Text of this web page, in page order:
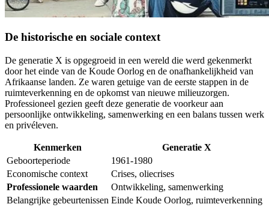
De historische en sociale context
De generatie X is opgegroeid in een wereld die werd gekenmerkt
door het einde van de Koude Oorlog en de onafhankelijkheid van
Afrikaanse landen. Ze waren getuige van de eerste stappen in de
ruimteverkenning en de opkomst van nieuwe milieuzorgen.
Professioneel gezien geeft deze generatie de voorkeur aan
persoonlijke ontwikkeling, samenwerking en een balans tussen werk
en privéleven.
Kenmerken
Generatie X
Geboorteperiode
1961-1980
Economische context
Crises, oliecrises
Professionele waarden
Ontwikkeling, samenwerking
Belangrijke gebeurtenissen Einde Koude Oorlog, ruimteverkenning